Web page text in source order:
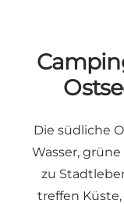
Die südliche
Wasser,
zu
treffen